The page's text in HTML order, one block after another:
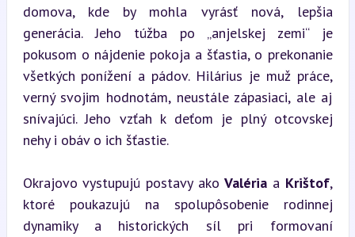
domova, kde by mohla vyrásť nová, lepšia
generácia. Jeho túžba po „anjelskej zemi“ je
pokusom o nájdenie pokoja a šťastia, o prekonanie
všetkých ponížení a pádov. Hilárius je muž práce,
verný svojim hodnotám, neustále zápasiaci, ale aj
snívajúci. Jeho vzťah k deťom je plný otcovskej
nehy i obáv o ich šťastie.
Okrajovo vystupujú postavy ako Valéria a Krištof,
ktoré poukazujú na spolupôsobenie rodinnej
dynamiky a historických síl pri formovaní